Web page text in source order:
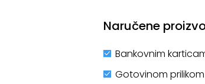
Naručene
Bankovnim
Gotovinom